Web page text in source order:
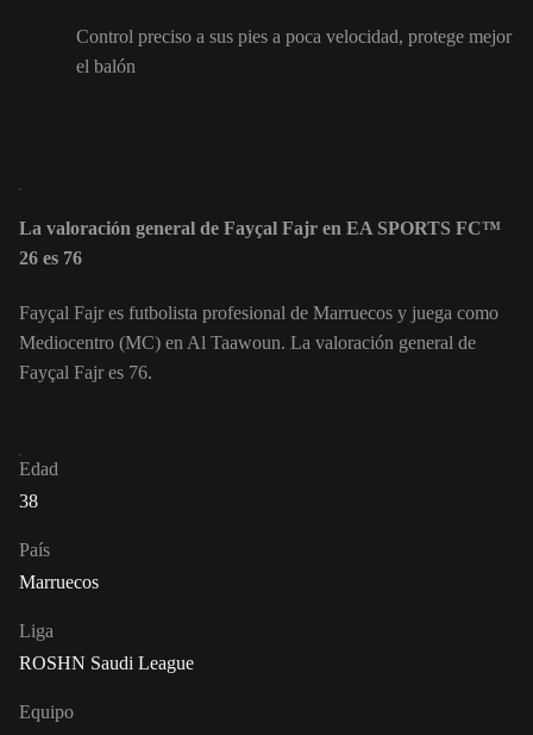
Control preciso a sus pies a poca velocidad, protege mejor
el balón
La valoración general de Fayçal Fajr en EA SPORTS FC™
26 es 76
Fayçal Fajr es futbolista profesional de Marruecos y juega como
Mediocentro (MC) en Al Taawoun. La valoración general de
Fayçal Fajr es 76.
Edad
38
País
Marruecos
Liga
ROSHN Saudi League
Equipo